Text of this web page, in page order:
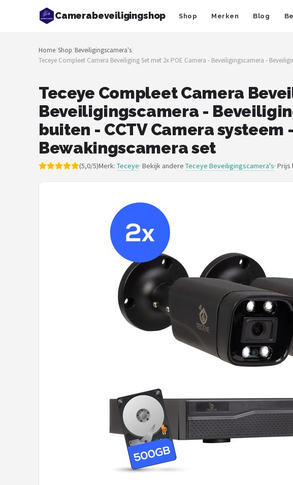
Camerabeveiligingshop Shop Merken Blog
Zoeken
NAVIGATIE
Merken
Beveiligingscamera's
Camera Deurbellen
Home/Shop/Beveiligingscamera's/
Teceye Compleet Camera Beveiliging Set met 2x POE Camera - Beveiligingscamera -
Teceye Compleet Camera
Beveiligingscamera -
buiten - CCTV Camera
Bewakingscamera set
(5,0/5)Merk: Teceye· Bekijk andere Teceye Beveiligingscamera's· Prijs